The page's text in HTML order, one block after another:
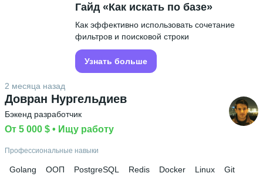
Гайд «Как искать по базе»
Как эффективно использовать сочетание
фильтров и поисковой строки
Узнать больше
Довран Нургельдиев
2 месяца назад
Бэкенд разработчик
От 5 000 $ • Ищу работу
Профессиональные навыки
Golang ООП PostgreSQL Redis Docker Linux
Git